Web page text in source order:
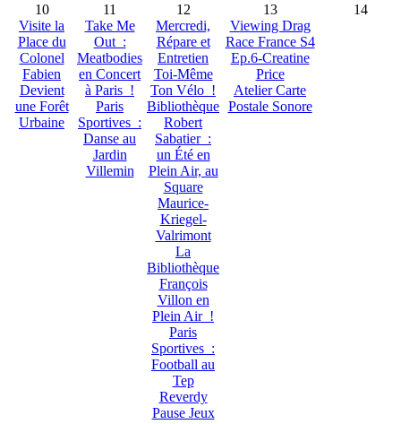
10
Visite la
Place du
Colonel
Fabien
Devient
une Forêt
Urbaine
11
Take Me
Out :
Meatbodies
en Concert
à Paris !
Paris
Sportives :
Danse au
Jardin
Villemin
12
Mercredi,
Répare et
Entretien
Toi-Même
Ton Vélo !
Bibliothèque
Robert
Sabatier :
un Été en
Plein Air, au
Square
Maurice-
Kriegel-
Valrimont
La
Bibliothèque
François
Villon en
Plein Air !
Paris
Sportives :
Football au
Tep
Reverdy
Pause Jeux
13
Viewing Drag
Race France S4
Ep.6-Creatine
Price
Atelier Carte
Postale Sonore
14